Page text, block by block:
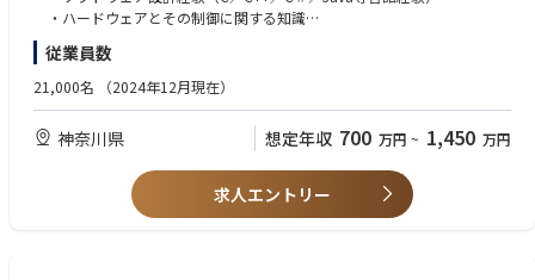
●この仕事を通じて得られること
・大変革期を迎えている車載領域において、SDVコンピューティングを軸
に新規価値創造で新たなモビリティ社会へ貢献
・エンジニアリングチェーンとバリューチェーン全体を統括する技術やマ
ネジメントスキルの自己成長、自身の市場価値の向上
・大規模開発マネジメント能力の自己成長、自身の市場価値の向上
・経験豊富なメンバーと一緒に過去の経験やコミュニケーションスキルを
ィブ活動で効率的な開発を推進する役割を完遂することで、当社およ
び”ご本人”指名でまた次の仕事もお任せいただけるという充実感を得るこ
●ソフトウェア開発の開発マネージメントリーダー候補（機能リーダー）
ー）
・該当機能の開発チームを取り纏め
・目標のQCD達成に向けた管理
●具体的な仕事内容
け、ソフトウェア開発プロジェクトの全体マネージメント
・ ソフト以外の関連部署との連携（ハード、PM、品管、等）
・ハードウェアとその制御に関する知識
・RTOS/Autosarに関する知識
・機能安全に関する知識
・FMEA/FTAなど堅牢なソフトウェアを構築する知識
・開発リーダー…100名以上のソフトウェア開発プロジェクトのマネー
ジメント経験がある
・開発リーダー候補…5-50名規模のソフトウェア開発プロジェクトのマ
ネージメント経験がある（各機能ブロックレベルの開発マネージメント経
従業員数
21,000名 （2024年12月現在）
神奈川県 想定年収 700 万円 ~ 1,450 万円
求人エントリー